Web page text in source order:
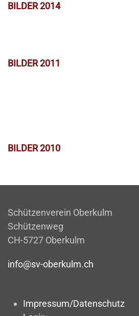
BILDER 2014
BILDER 2011
BILDER 2010
Schützenverein Oberkulm
Schützenweg
CH-5727 Oberkulm
info@sv-oberkulm.ch
Impressum/Datenschutz